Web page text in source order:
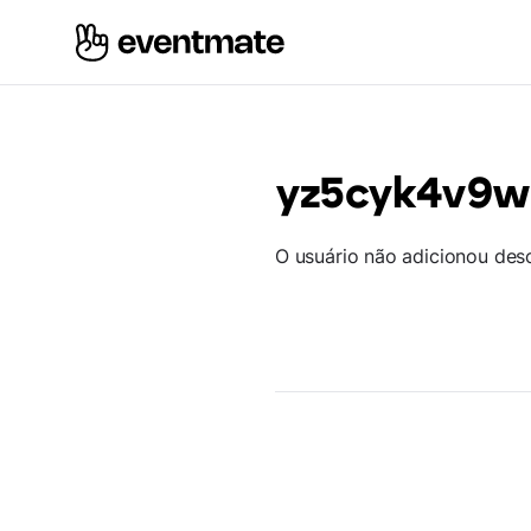
yz5cyk4v9w
O usuário não adicionou